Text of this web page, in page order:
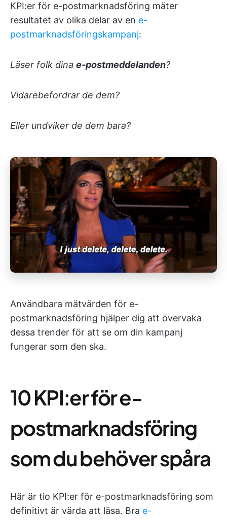
KPI:er för e-postmarknadsföring mäter
resultatet av olika delar av en e-
postmarknadsföringskampanj:
Läser folk dina e-postmeddelanden?
Vidarebefordrar de dem?
Eller undviker de dem bara?
Användbara mätvärden för e-
postmarknadsföring hjälper dig att övervaka
dessa trender för att se om din kampanj
fungerar som den ska.
10 KPI:er för e-
postmarknadsföring
som du behöver spåra
Här är tio KPI:er för e-postmarknadsföring som
definitivt är värda att läsa. Bra e-